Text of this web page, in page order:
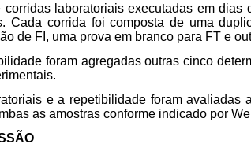
laboratoriais executadas em dias
Cada corrida foi composta de uma
de FI, uma prova em branco para FT e
foram agregadas outras cinco
e a repetibilidade foram avaliadas
as amostras conforme indicado por